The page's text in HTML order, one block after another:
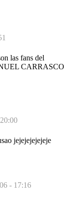
las fans del
CARRASCO
jejejejejejeje
- 17:16